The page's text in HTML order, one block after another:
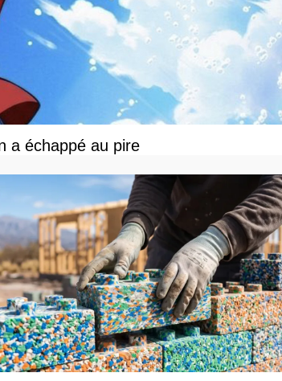
a échappé au pire